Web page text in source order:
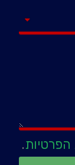
הפרטיות.